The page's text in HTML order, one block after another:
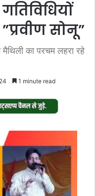
सोनू”
का परचम लहरा रहे
1 minute read